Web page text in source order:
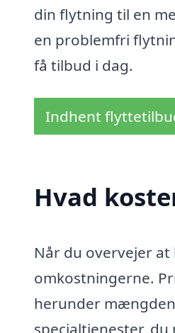
din flytning til en
en problemfri
få tilbud i dag.
Indhent
Hvad
Når du overvejer
omkostningerne.
herunder
specialtjenester,